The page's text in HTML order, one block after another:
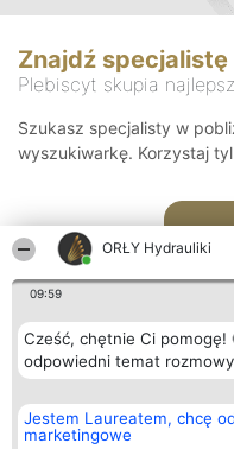
ORŁY Hydrauliki
09:59
Cześć, chętnie Ci pomogę!
odpowiedni temat
Jestem Laureatem, chcę
marketingowe
Znajdź specjalistę
Plebiscyt skupia
Szukasz specjalisty w
wyszukiwarkę. Korzystaj
Organizator plebiscytu
Bright Side Solutions sp. z o.
o. sp. k.